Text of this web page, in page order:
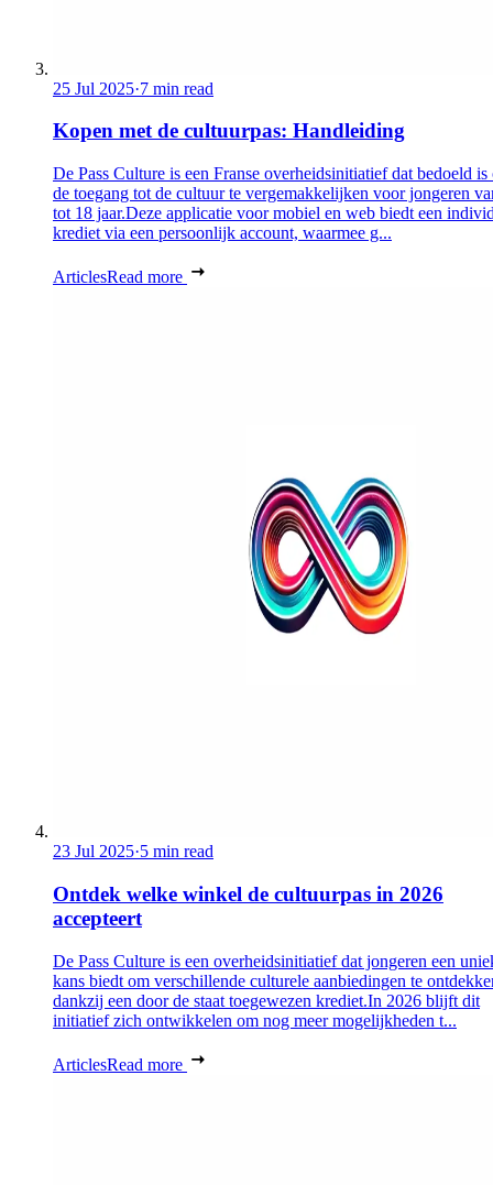
25 Jul 2025·7 min read
Kopen met de cultuurpas: Handleiding
De Pass Culture is een Franse overheidsinitiatief dat bedoeld is
de toegang tot de cultuur te vergemakkelijken voor jongeren
tot 18 jaar.Deze applicatie voor mobiel en web biedt een
krediet via een persoonlijk account, waarmee g...
ArticlesRead more
23 Jul 2025·5 min read
Ontdek welke winkel de cultuurpas in 2026
accepteert
De Pass Culture is een overheidsinitiatief dat jongeren een
kans biedt om verschillende culturele aanbiedingen te
dankzij een door de staat toegewezen krediet.In 2026 blijft dit
initiatief zich ontwikkelen om nog meer mogelijkheden t...
ArticlesRead more